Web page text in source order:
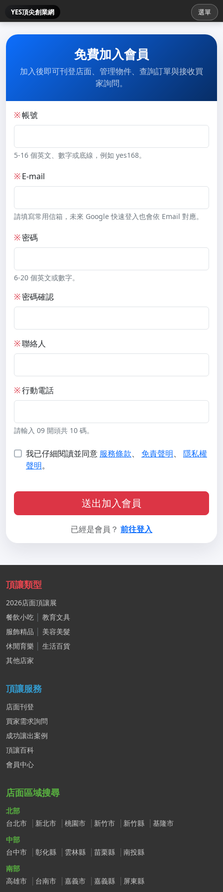
YES頂尖創業網 選單
免費加入會員
加入後即可刊登店面、管理物件、查詢訂單與接收買
家詢問。
※帳號
5-16 個英文、數字或底線，例如 yes168。
※E-mail
請填寫常用信箱，未來 Google 快速登入也會依 Email 對應。
※密碼
6-20 個英文或數字。
※密碼確認
※聯絡人
※行動電話
請輸入 09 開頭共 10 碼。
我已仔細閱讀並同意 服務條款、 免責聲明、 隱私權
聲明。
送出加入會員
已經是會員？ 前往登入
頂讓類型
2026店面頂讓展
餐飲小吃
教育文具
服飾精品
美容美髮
休閒育樂
生活百貨
其他店家
頂讓服務
店面刊登
買家需求詢問
成功讓出案例
頂讓百科
會員中心
店面區域搜尋
北部
台北市
新北市 桃園市 新竹市 新竹縣
基隆市
中部
台中市
彰化縣 雲林縣 苗栗縣
南投縣
南部
高雄市
台南市 嘉義市 嘉義縣 屏東縣